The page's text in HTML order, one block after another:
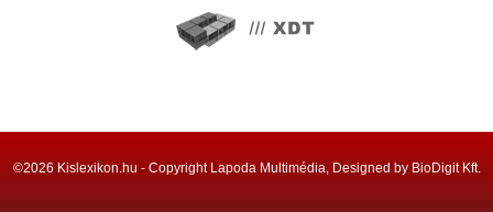
©2026 Kislexikon.hu - Copyright Lapoda Multimédia, Designed by BioDigit Kft.